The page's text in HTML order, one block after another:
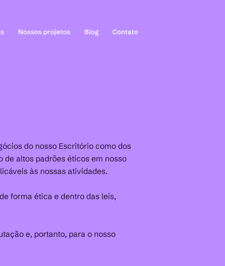
Nossos projetos Blog Contato
do nosso Escritório como dos
de altos padrões éticos em nosso
às nossas atividades.
forma ética e dentro das leis,
e, portanto, para o nosso